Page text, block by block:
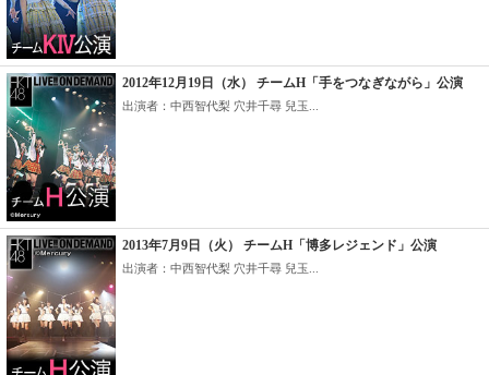
2012年12月19日（水） チームH「手をつなぎながら」公演
出演者：中西智代梨 穴井千尋 兒玉...
2013年7月9日（火） チームH「博多レジェンド」公演
出演者：中西智代梨 穴井千尋 兒玉...